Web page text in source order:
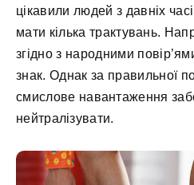
цікавили людей з давніх
мати кілька трактувань.
згідно з народними
знак. Однак за правильної
смислове навантаження
нейтралізувати.